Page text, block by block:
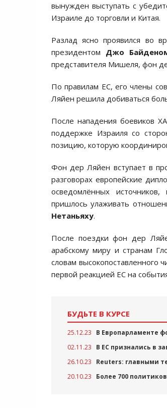
вынужден выступать с
Израиле до торговли и Китая.
Разлад ясно проявился во
президентом Джо
представителя Мишеля, фон
По правилам ЕС, его члены
Ляйен решила добиваться
После нападения боевиков
поддержке Израиля со
позицию, которую
Фон дер Ляйен вступает в
разговорах европейские
осведомлённых
пришлось улаживать
Нетаньяху.
После поездки фон дер
арабскому миру и странам
словам
первой реакцией ЕС на
БУДЬТЕ В КУРСЕ
25.12.23
В Европарламенте
02.11.23
В ЕС признались в
26.10.23
Reuters: главными
20.10.23
Более 700